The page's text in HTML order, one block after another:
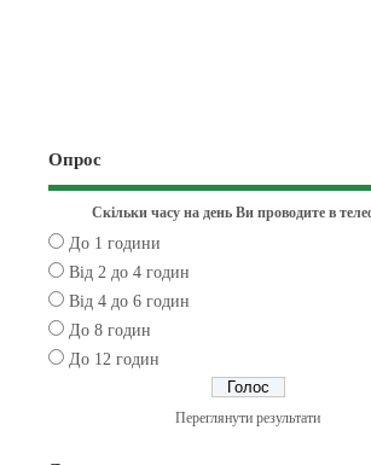
Опрос
Скільки часу на день Ви проводите в
До 1 години
Від 2 до 4 годин
Від 4 до 6 годин
До 8 годин
До 12 годин
Переглянути результати